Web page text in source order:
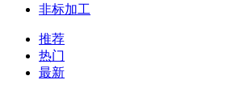
非标加工
推荐
热门
最新